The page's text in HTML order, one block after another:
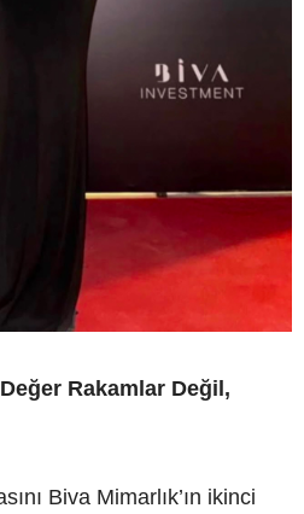
Rakamlar Değil,
Biva Mimarlık’ın ikinci